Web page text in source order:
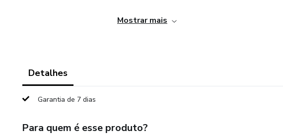
✔️ MARCADORES DE PÁGINA
maneira prática e acessível.
Mostrar mais
Detalhes
Garantia de 7 dias
Para quem é esse produto?